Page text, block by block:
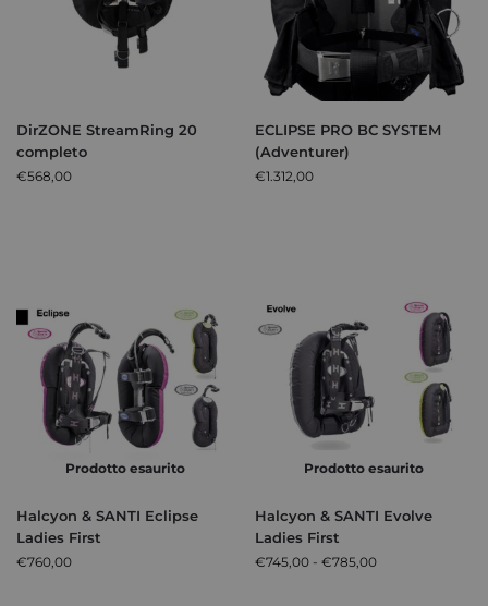
DirZONE StreamRing 20
completo
€568,00
ECLIPSE PRO BC SYSTEM
(Adventurer)
€1.312,00
Prodotto esaurito
Halcyon & SANTI Eclipse
Ladies First
€760,00
Prodotto esaurito
Halcyon & SANTI Evolve
Ladies First
€745,00 - €785,00